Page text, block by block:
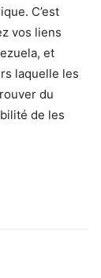
C’est
vos liens
et
laquelle les
du
de les